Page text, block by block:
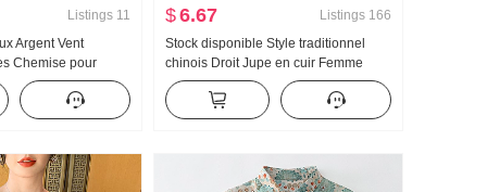
Listings 11
Argent Vent
Chemise pour
Automne 2026
Sens Niche
Chemise Manches
$6.67 Listings 166
Stock disponible Style traditionnel
chinois Droit Jupe en cuir Femme
2025 Automne Hiver Nouveau
Longueur mi-longue Jupe mi-longue
pu Jupe en cuir Amincissant